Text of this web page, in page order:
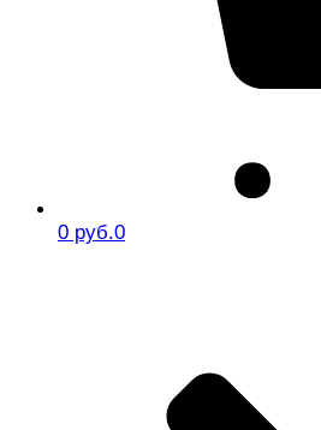
0 руб.0